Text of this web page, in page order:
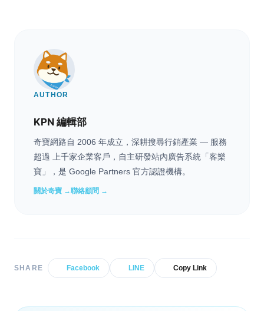
AUTHOR
KPN 編輯部
奇寶網路自 2006 年成立，深耕搜尋行銷產業 — 服務
超過 上千家企業客戶，自主研發站內廣告系統「客樂
寶」，是 Google Partners 官方認證機構。
關於奇寶 →聯絡顧問 →
SHARE Facebook LINE Copy Link